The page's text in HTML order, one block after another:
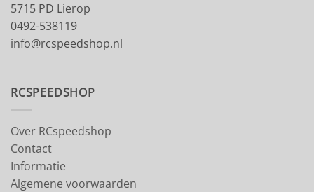
5715 PD Lierop
0492-538119
info@rcspeedshop.nl
RCSPEEDSHOP
Over RCspeedshop
Contact
Informatie
Algemene voorwaarden